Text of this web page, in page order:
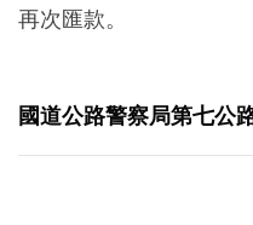
再次匯款。
國道公路警察局第七公